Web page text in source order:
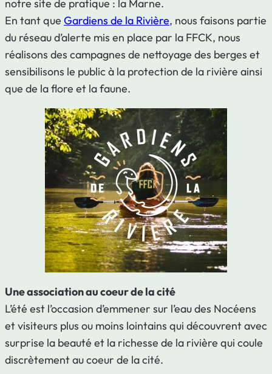
notre site de pratique : la Marne.
En tant que Gardiens de la Rivière, nous faisons partie
du réseau d’alerte mis en place par la FFCK, nous
réalisons des campagnes de nettoyage des berges et
sensibilisons le public à la protection de la rivière ainsi
que de la flore et la faune.
Une association au coeur de la cité
L’été est l’occasion d’emmener sur l’eau des Nocéens
et visiteurs plus ou moins lointains qui découvrent avec
surprise la beauté et la richesse de la rivière qui coule
discrètement au coeur de la cité.